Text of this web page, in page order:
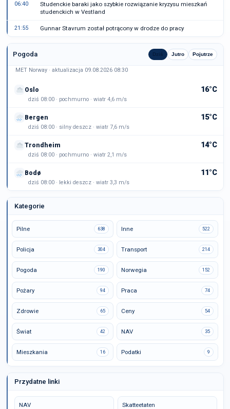
06:40
Studenckie baraki jako szybkie rozwiązanie kryzysu mieszkań
studenckich w Vestland
21:55 Gunnar Stavrum został potrącony w drodze do pracy
Pogoda Dziś Jutro Pojutrze
MET Norway · aktualizacja 09.08.2026 08:30
Oslo 16°C
dziś 08:00 · pochmurno · wiatr 4,6 m/s
Bergen 15°C
dziś 08:00 · silny deszcz · wiatr 7,6 m/s
Trondheim 14°C
dziś 08:00 · pochmurno · wiatr 2,1 m/s
Bodø 11°C
dziś 08:00 · lekki deszcz · wiatr 3,3 m/s
Kategorie
Pilne 638 Inne 522
Policja 304 Transport 214
Pogoda 190 Norwegia 152
Pożary 94 Praca 74
Zdrowie 65 Ceny 54
Świat 42 NAV 35
Mieszkania 16 Podatki 9
Przydatne linki
NAV Skatteetaten